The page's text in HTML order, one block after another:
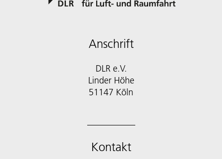
Anschrift
DLR e.V.
Linder Höhe
51147 Köln
Kontakt